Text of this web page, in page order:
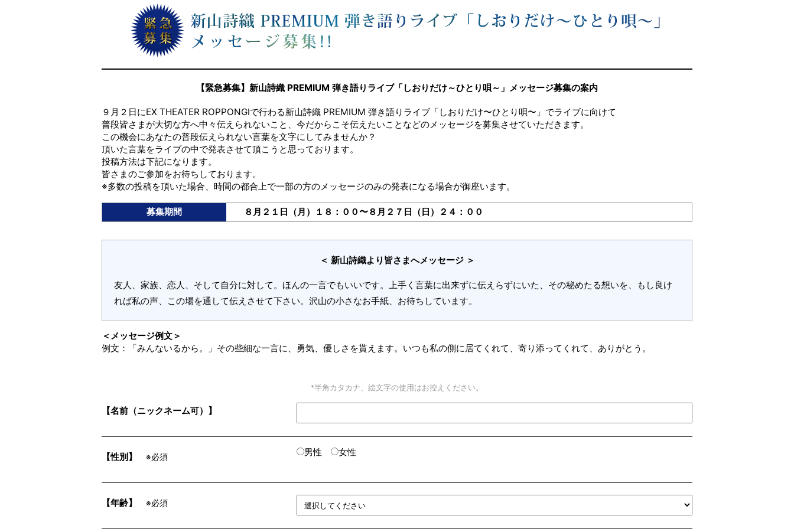
【緊急募集】新山詩織 PREMIUM 弾き語りライブ「しおりだけ～ひとり唄～」メッセージ募集の案内
９月２日にEX THEATER ROPPONGIで行わる新山詩織 PREMIUM 弾き語りライブ「しおりだけ〜ひとり唄〜」でライブに向けて
普段皆さまが大切な方へ中々伝えられないこと、今だからこそ伝えたいことなどのメッセージを募集させていただきます。
この機会にあなたの普段伝えられない言葉を文字にしてみませんか？
頂いた言葉をライブの中で発表させて頂こうと思っております。
投稿方法は下記になります。
皆さまのご参加をお待ちしております。
※多数の投稿を頂いた場合、時間の都合上で一部の方のメッセージのみの発表になる場合が御座います。
募集期間 ８月２１日（月）１８：００〜８月２７日（日）２４：００
＜ 新山詩織より皆さまへメッセージ ＞
友人、家族、恋人、そして自分に対して。ほんの一言でもいいです。上手く言葉に出来ずに伝えらずにいた、その秘めたる想いを、もし良け
れば私の声、この場を通して伝えさせて下さい。沢山の小さなお手紙、お待ちしています。
＜メッセージ例文＞
例文：「みんないるから。」その些細な一言に、勇気、優しさを貰えます。いつも私の側に居てくれて、寄り添ってくれて、ありがとう。
*半角カタカナ、絵文字の使用はお控えください。
【名前（ニックネーム可）】
【性別】 ※必須 男性 女性
【年齢】 ※必須